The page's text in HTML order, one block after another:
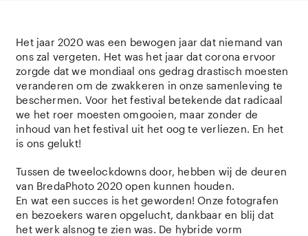
Het jaar 2020 was een bewogen jaar dat niemand van
ons zal vergeten. Het was het jaar dat corona ervoor
zorgde dat we mondiaal ons gedrag drastisch moesten
veranderen om de zwakkeren in onze samenleving te
beschermen. Voor het festival betekende dat radicaal
we het roer moesten omgooien, maar zonder de
inhoud van het festival uit het oog te verliezen. En het
is ons gelukt!
Tussen de tweelockdowns door, hebben wij de deuren
van BredaPhoto 2020 open kunnen houden.
En wat een succes is het geworden! Onze fotografen
en bezoekers waren opgelucht, dankbaar en blij dat
het werk alsnog te zien was. De hybride vorm